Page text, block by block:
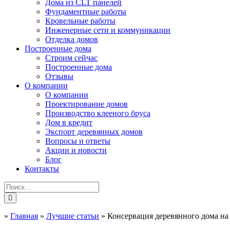
Дома из CLT панелей
Фундаментные работы
Кровельные работы
Инженерные сети и коммуникации
Отделка домов
Построенные дома
Строим сейчас
Построенные дома
Отзывы
О компании
О компании
Проектирование домов
Производство клееного бруса
Дом в кредит
Экспорт деревянных домов
Вопросы и ответы
Акции и новости
Блог
Контакты
» Главная » Лучшие статьи » Консервация деревянного дома